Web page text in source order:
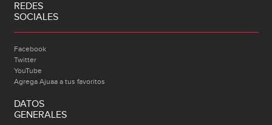
REDES
SOCIALES
Facebook
Twitter
YouTube
Agrega Ajuaa a tus favoritos
DATOS
GENERALES